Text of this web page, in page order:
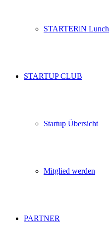
STARTERiN Lunch
STARTUP CLUB
Startup Übersicht
Mitglied werden
PARTNER